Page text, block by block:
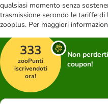
qualsiasi momento senza
trasmissione secondo le tariffe
zooplus. Per maggiori
333
zooPunti
iscrivendoti
ora!
Non
coupon!